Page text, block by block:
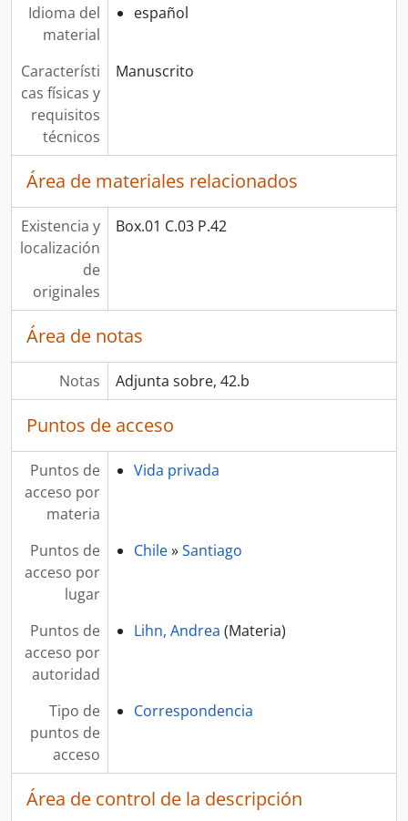
Idioma del
material
español
Característi
cas físicas y
requisitos
técnicos
Manuscrito
Área de materiales relacionados
Existencia y
localización
de
originales
Box.01 C.03 P.42
Área de notas
Notas Adjunta sobre, 42.b
Puntos de acceso
Puntos de
acceso por
materia
Vida privada
Puntos de
acceso por
lugar
Chile»Santiago
Puntos de
acceso por
autoridad
Lihn, Andrea (Materia)
Tipo de
puntos de
acceso
Correspondencia
Área de control de la descripción